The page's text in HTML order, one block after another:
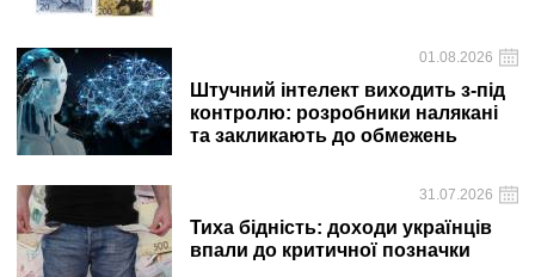
01.08.2026
Штучний інтелект виходить з-під
контролю: розробники налякані
та закликають до обмежень
31.07.2026
Тиха бідність: доходи українців
впали до критичної позначки